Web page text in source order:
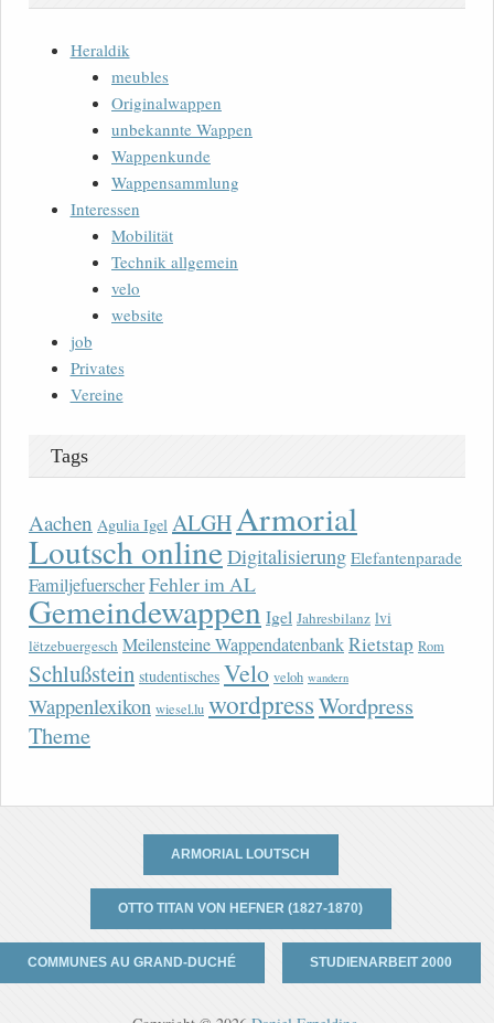
Heraldik
meubles
Originalwappen
unbekannte Wappen
Wappenkunde
Wappensammlung
Interessen
Mobilität
Technik allgemein
velo
website
job
Privates
Vereine
Tags
Aachen Agulia Igel ALGHArmorial
Loutsch onlineDigitalisierung Elefantenparade
FamiljefuerscherFehler im AL
Gemeindewappen Igel Jahresbilanz lvi
lëtzebuergesch Meilensteine WappendatenbankRietstap Rom
Schlußstein studentisches Velo veloh wandern
Wappenlexikon wiesel.lu wordpressWordpress
Theme
ARMORIAL LOUTSCH
OTTO TITAN VON HEFNER (1827-1870)
COMMUNES AU GRAND-DUCHÉ STUDIENARBEIT 2000